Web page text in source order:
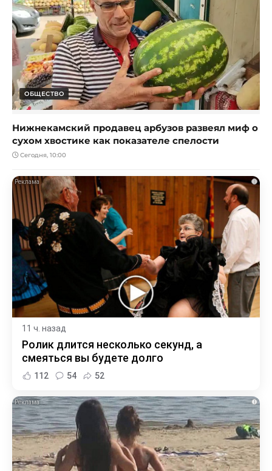
ОБЩЕСТВО
Нижнекамский продавец арбузов развеял миф о
сухом хвостике как показателе спелости
Сегодня, 10:00
i
11 ч. назад
Ролик длится несколько секунд, а
смеяться вы будете долго
112 54 52
i